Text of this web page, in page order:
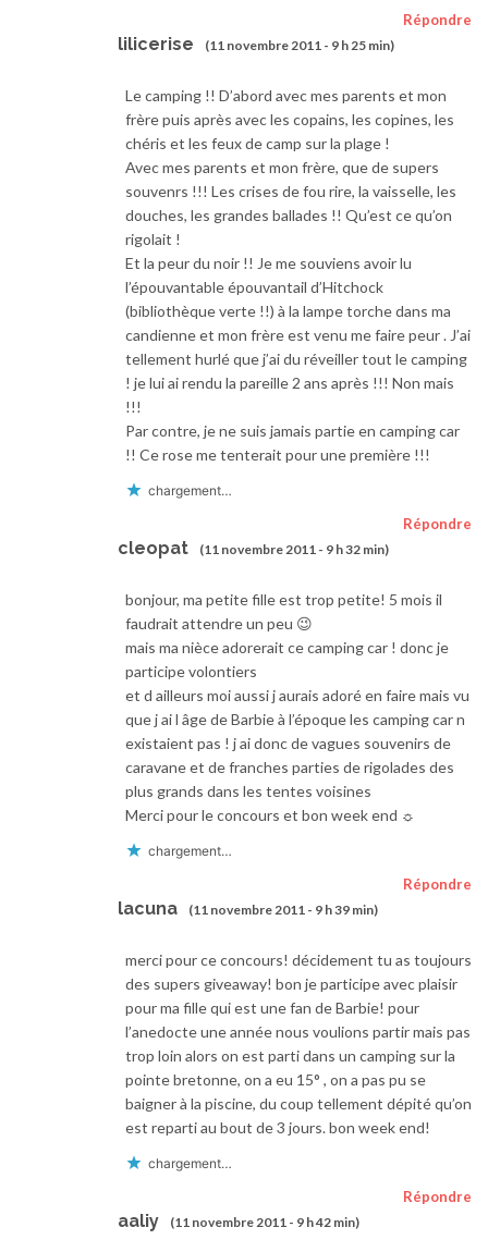
lilicerise (11 novembre 2011 - 9 h 25 min)
Répondre
Le camping !! D’abord avec mes parents et mon
frère puis après avec les copains, les copines, les
chéris et les feux de camp sur la plage !
Avec mes parents et mon frère, que de supers
souvenrs !!! Les crises de fou rire, la vaisselle, les
douches, les grandes ballades !! Qu’est ce qu’on
rigolait !
Et la peur du noir !! Je me souviens avoir lu
l’épouvantable épouvantail d’Hitchock
(bibliothèque verte !!) à la lampe torche dans ma
candienne et mon frère est venu me faire peur . J’ai
tellement hurlé que j’ai du réveiller tout le camping
! je lui ai rendu la pareille 2 ans après !!! Non mais
!!!
Par contre, je ne suis jamais partie en camping car
!! Ce rose me tenterait pour une première !!!
chargement…
cleopat (11 novembre 2011 - 9 h 32 min)
Répondre
bonjour, ma petite fille est trop petite! 5 mois il
faudrait attendre un peu 😉
mais ma nièce adorerait ce camping car ! donc je
participe volontiers
et d ailleurs moi aussi j aurais adoré en faire mais vu
que j ai l âge de Barbie à l’époque les camping car n
existaient pas ! j ai donc de vagues souvenirs de
caravane et de franches parties de rigolades des
plus grands dans les tentes voisines
Merci pour le concours et bon week end ☼
chargement…
lacuna (11 novembre 2011 - 9 h 39 min)
Répondre
merci pour ce concours! décidement tu as toujours
des supers giveaway! bon je participe avec plaisir
pour ma fille qui est une fan de Barbie! pour
l’anedocte une année nous voulions partir mais pas
trop loin alors on est parti dans un camping sur la
pointe bretonne, on a eu 15° , on a pas pu se
baigner à la piscine, du coup tellement dépité qu’on
est reparti au bout de 3 jours. bon week end!
chargement…
aaliy (11 novembre 2011 - 9 h 42 min)
Répondre